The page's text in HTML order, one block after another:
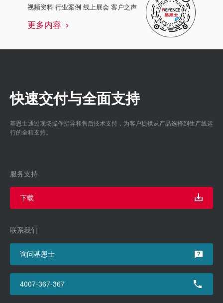
视频资料 行业案例 线上展会 客户之声
更多内容
快速交付与全面支持
基恩士通过现场操作指导和售后技术支持，为客户提供从产品选择到生产线运
行的全程支持。
服务支持
下载
联系我们
询问基恩士
4007-367-367